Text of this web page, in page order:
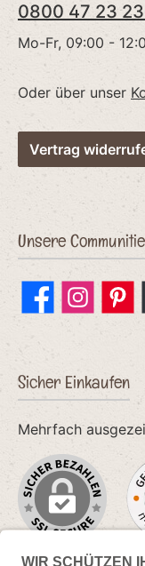
0800 47 23
Mo-Fr, 09:00 -
Oder über unser
Vertrag
Unsere
FacebookInstagram
Sicher Einkaufen
Mehrfach